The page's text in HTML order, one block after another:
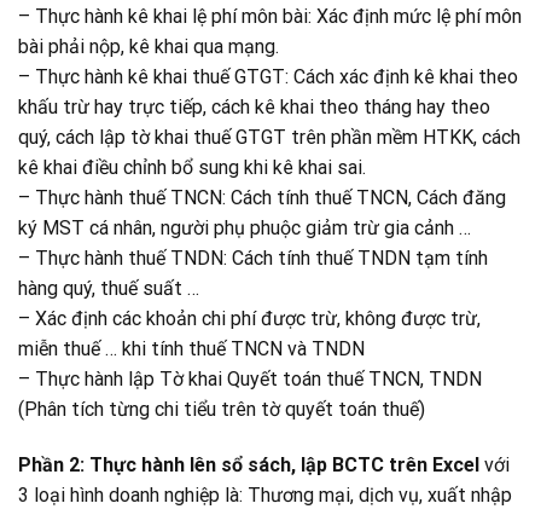
– Thực hành kê khai lệ phí môn bài: Xác định mức lệ phí môn
bài phải nộp, kê khai qua mạng.
– Thực hành kê khai thuế GTGT: Cách xác định kê khai theo
khấu trừ hay trực tiếp, cách kê khai theo tháng hay theo
quý, cách lập tờ khai thuế GTGT trên phần mềm HTKK, cách
kê khai điều chỉnh bổ sung khi kê khai sai.
– Thực hành thuế TNCN: Cách tính thuế TNCN, Cách đăng
ký MST cá nhân, người phụ phuộc giảm trừ gia cảnh …
– Thực hành thuế TNDN: Cách tính thuế TNDN tạm tính
hàng quý, thuế suất …
– Xác định các khoản chi phí được trừ, không được trừ,
miễn thuế … khi tính thuế TNCN và TNDN
– Thực hành lập Tờ khai Quyết toán thuế TNCN, TNDN
(Phân tích từng chi tiểu trên tờ quyết toán thuế)
Phần 2: Thực hành lên sổ sách, lập BCTC trên Excel với
3 loại hình doanh nghiệp là: Thương mại, dịch vụ, xuất nhập